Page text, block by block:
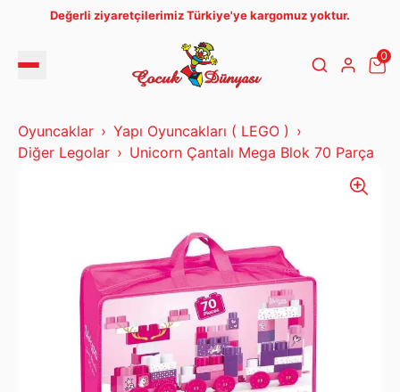
Değerli ziyaretçilerimiz Türkiye'ye kargomuz yoktur.
0
Oyuncaklar
Yapı Oyuncakları ( LEGO )
Diğer Legolar
Unicorn Çantalı Mega Blok 70 Parça